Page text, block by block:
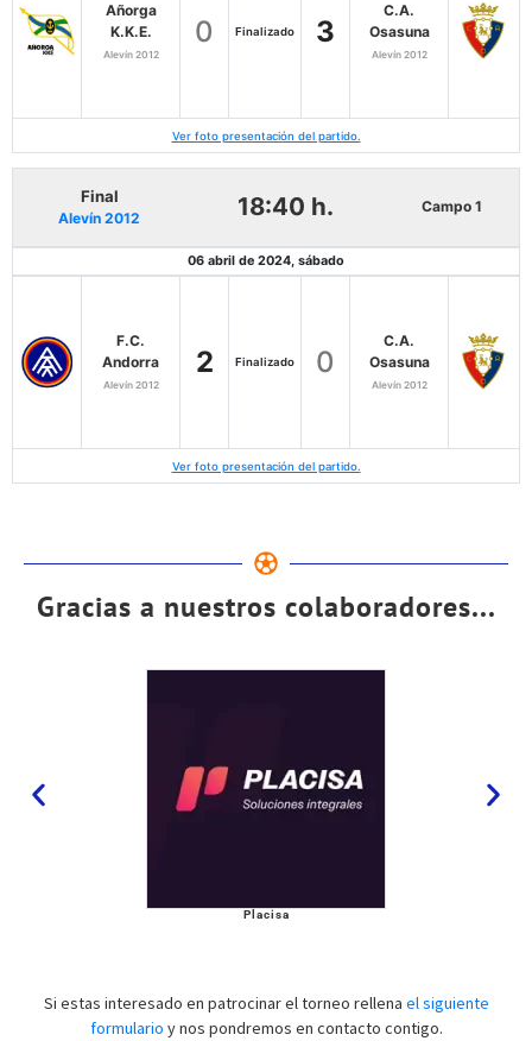
Añorga
K.K.E.
Alevín 2012
0 Finalizado 3
C.A.
Osasuna
Alevín 2012
Ver foto presentación del partido.
Final
Alevín 2012 18:40 h. Campo 1
06 abril de 2024, sábado
F.C.
Andorra
Alevín 2012
2 Finalizado 0
C.A.
Osasuna
Alevín 2012
Ver foto presentación del partido.
Gracias a nuestros colaboradores...
Placisa
Si estas interesado en patrocinar el torneo rellena el siguiente
formulario y nos pondremos en contacto contigo.